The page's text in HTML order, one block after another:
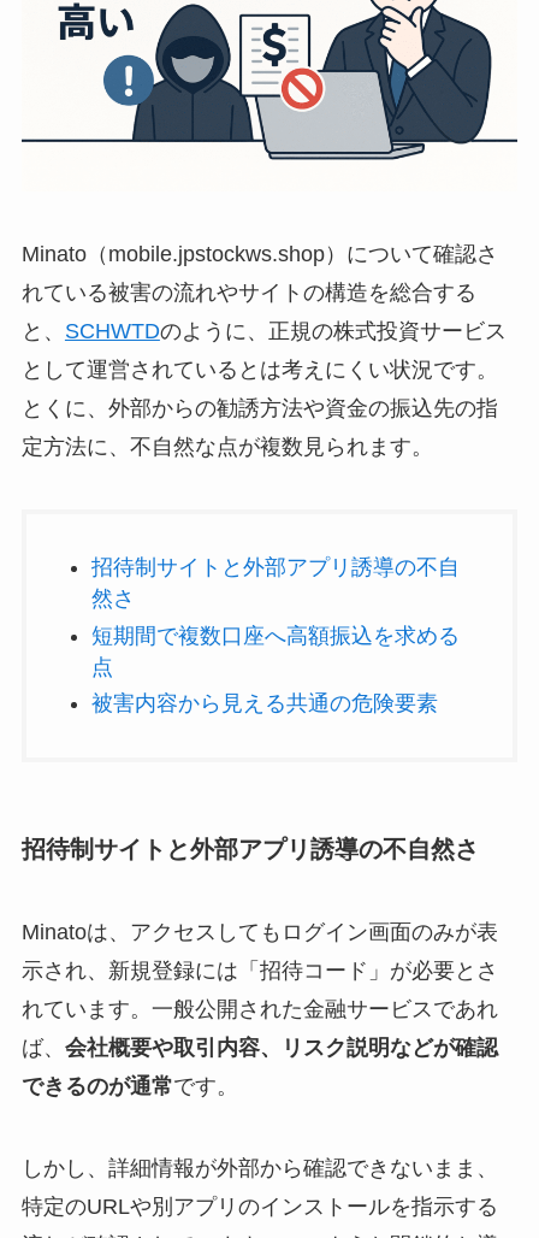
Minato（mobile.jpstockws.shop）について確認さ
れている被害の流れやサイトの構造を総合する
と、 SCHWTDのように、正規の株式投資サービス
として運営されているとは考えにくい状況です。
とくに、外部からの勧誘方法や資金の振込先の指
定方法に、不自然な点が複数見られます。
招待制サイトと外部アプリ誘導の不自
然さ
短期間で複数口座へ高額振込を求める
点
被害内容から見える共通の危険要素
招待制サイトと外部アプリ誘導の不自然さ
Minatoは、アクセスしてもログイン画面のみが表
示され、新規登録には「招待コード」が必要とさ
れています。一般公開された金融サービスであれ
ば、 会社概要や取引内容、リスク説明などが確認
できるのが通常です。
しかし、詳細情報が外部から確認できないまま、
特定のURLや別アプリのインストールを指示する